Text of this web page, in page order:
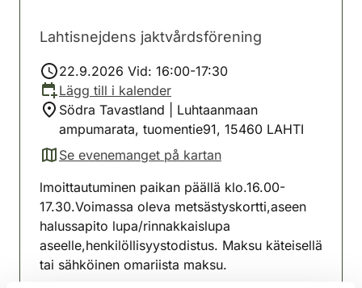
Lahtisnejdens jaktvårdsförening
22.9.2026 Vid: 16:00-17:30
Lägg till i kalender
Södra Tavastland | Luhtaanmaan
ampumarata, tuomentie91, 15460 LAHTI
Se evenemanget på kartan
(avautuu uuteen välilehteen)
lmoittautuminen paikan päällä klo.16.00-
17.30.Voimassa oleva metsästyskortti,aseen
halussapito lupa/rinnakkaislupa
aseelle,henkilöllisyystodistus. Maksu käteisellä
tai sähköinen omariista maksu.